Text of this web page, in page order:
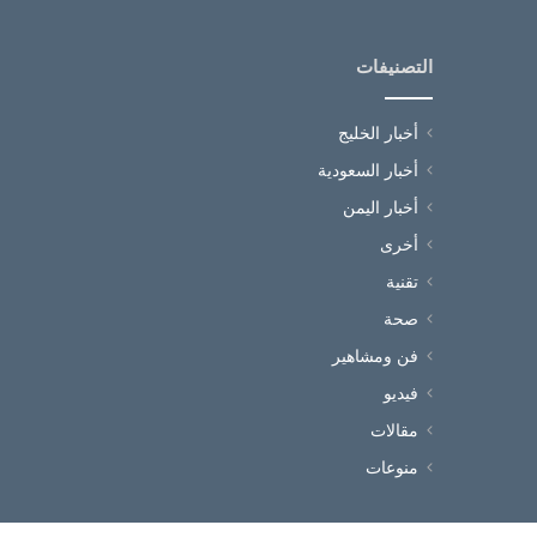
التصنيفات
أخبار الخليج
أخبار السعودية
أخبار اليمن
أخرى
تقنية
صحة
فن ومشاهير
فيديو
مقالات
منوعات